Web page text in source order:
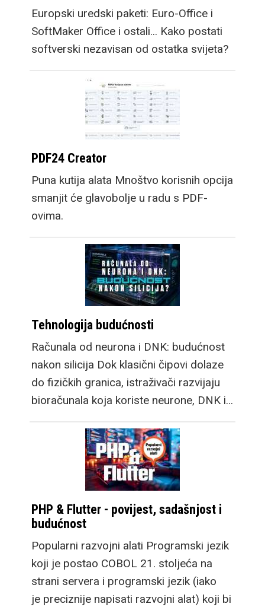
Europski uredski paketi: Euro-Office i
SoftMaker Office i ostali... Kako postati
softverski nezavisan od ostatka svijeta?
PDF24 Creator
Puna kutija alata Mnoštvo korisnih opcija
smanjit će glavobolje u radu s PDF-
ovima.
Tehnologija budućnosti
Računala od neurona i DNK: budućnost
nakon silicija Dok klasični čipovi dolaze
do fizičkih granica, istraživači razvijaju
bioračunala koja koriste neurone, DNK i…
PHP & Flutter - povijest, sadašnjost i
budućnost
Popularni razvojni alati Programski jezik
koji je postao COBOL 21. stoljeća na
strani servera i programski jezik (iako
je preciznije napisati razvojni alat) koji bi